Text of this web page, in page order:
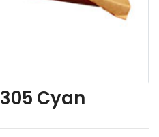
Cyan